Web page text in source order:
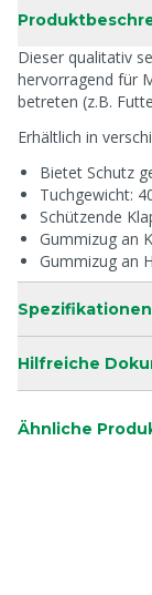
Dieser qualitativ
hervorragend für
betreten (z.B.
Erhältlich in
Bietet Schutz
Tuchgewicht:
Schützende
Gummizug an
Gummizug an
Spezifikationen
Hilfreiche
Ähnliche